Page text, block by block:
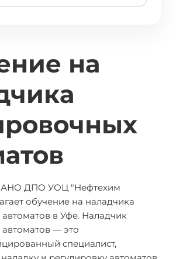
на
АНО ДПО УОЦ "Нефтехим
обучение на наладчика
в Уфе. Наладчик
— это
специалист,